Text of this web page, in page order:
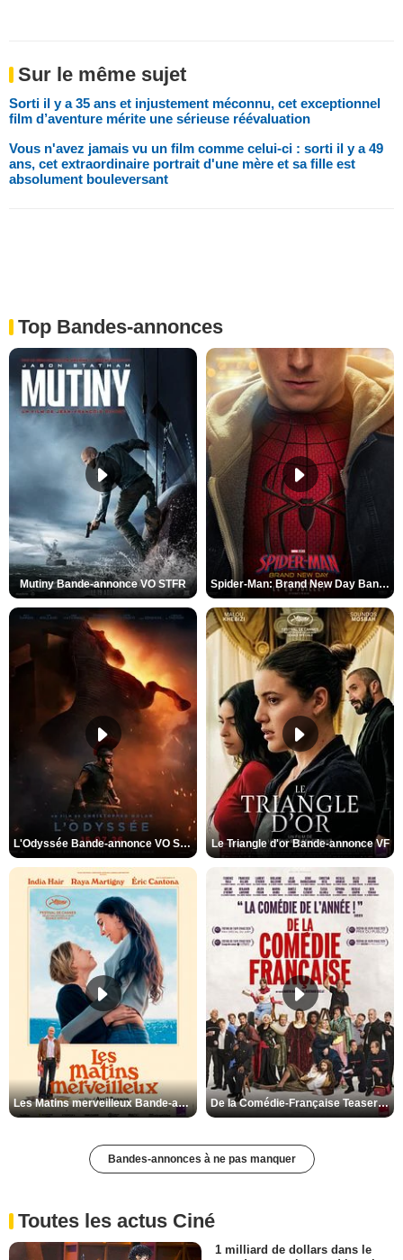
Sur le même sujet
Sorti il y a 35 ans et injustement méconnu, cet exceptionnel
film d’aventure mérite une sérieuse réévaluation
Vous n'avez jamais vu un film comme celui-ci : sorti il y a 49
ans, cet extraordinaire portrait d'une mère et sa fille est
absolument bouleversant
Top Bandes-annonces
Mutiny Bande-annonce VO STFR Spider-Man: Brand New Day Bande-annonce VO STFR
L'Odyssée Bande-annonce VO STFR Le Triangle d'or Bande-annonce VF
Les Matins merveilleux Bande-annonce VF De la Comédie-Française Teaser VF
Bandes-annonces à ne pas manquer
Toutes les actus Ciné
1 milliard de dollars dans le